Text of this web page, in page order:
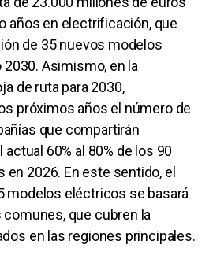
años en electrificación, que
de 35 nuevos modelos
Asimismo, en la
de ruta para 2030,
próximos años el número de
que compartirán
60% al 80% de los 90
2026. En este sentido, el
modelos eléctricos se basará
que cubren la
en las regiones principales.